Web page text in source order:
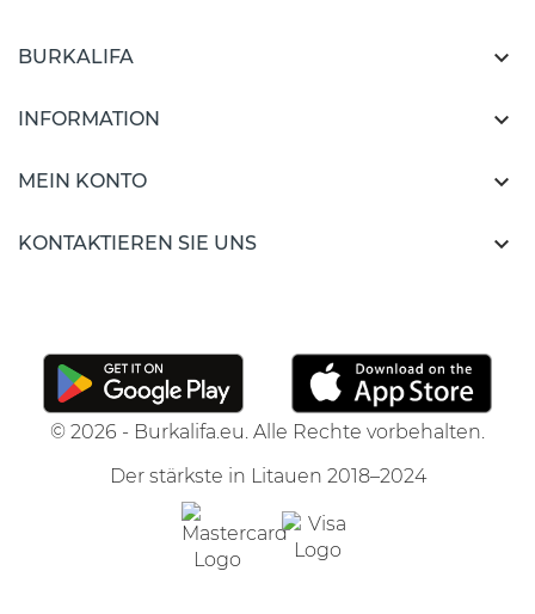
BURKALIFA 
INFORMATION 
MEIN KONTO 
KONTAKTIEREN SIE UNS 
© 2026 - Burkalifa.eu. Alle Rechte vorbehalten.
Der stärkste in Litauen 2018–2024